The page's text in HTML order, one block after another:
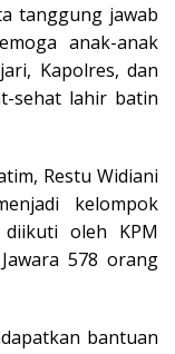
tanggung jawab
anak-anak
Kapolres, dan
sehat lahir batin
Restu Widiani
kelompok
oleh KPM
578 orang
bantuan